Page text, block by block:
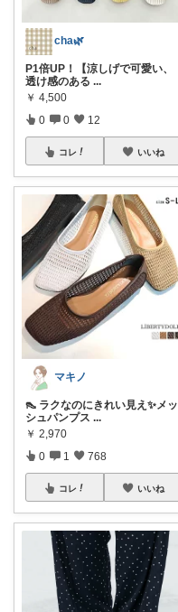
cha🌿
P1倍UP！【涼しげで可愛い、
透け感のある ...
￥ 4,500
0 0 12
コレ いいね
マキノ
👠 ラクなのにきれい見え✨メッ
シュパンプス ...
￥ 2,970
0 1 768
コレ いいね